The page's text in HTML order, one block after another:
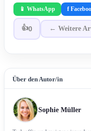
📱 WhatsApp f
👍0 ← Weitere
Über den Autor/in
Sophie Müller